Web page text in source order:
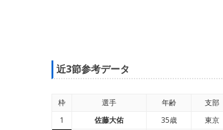
近3節参考データ
枠 選手 年齢 支部
1
佐藤大佑 35歳 東京